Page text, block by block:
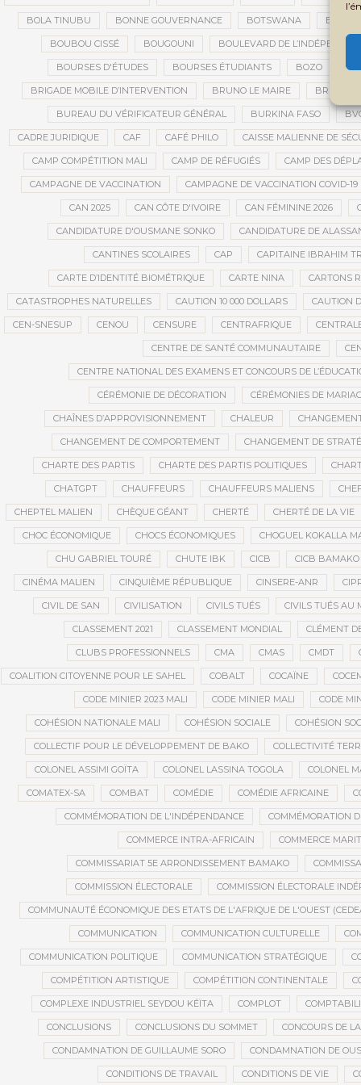
BOLA TINUBU BONNE GOUVERNANCE BOTSWANA
BOUBOU CISSÉ BOUGOUNI BOULEVARD DE
BOURSES D'ÉTUDES BOURSES ÉTUDIANTS BOZO
BRIGADE MOBILE D’INTERVENTION BRUNO LE MAIRE
BUREAU DU VÉRIFICATEUR GÉNÉRAL BURKINA FASO
CADRE JURIDIQUE CAF CAFÉ PHILO CAISSE MALIENNE DE
CAMP COMPÉTITION MALI CAMP DE RÉFUGIÉS CAMP DES
CAMPAGNE DE VACCINATION CAMPAGNE DE VACCINATION COVID-
CAN 2025 CAN CÔTE D'IVOIRE CAN FÉMININE 2026
CANDIDATURE D'OUSMANE SONKO CANDIDATURE DE
CANTINES SCOLAIRES CAP CAPITAINE IBRAHIM
CARTE D’IDENTITÉ BIOMÉTRIQUE CARTE NINA CARTONS
CATASTROPHES NATURELLES CAUTION 10 000 DOLLARS CAUTION
CEN-SNESUP CENOU CENSURE CENTRAFRIQUE
CENTRE DE SANTÉ COMMUNAUTAIRE
CENTRE NATIONAL DES EXAMENS ET CONCOURS DE
CÉRÉMONIE DE DÉCORATION CÉRÉMONIES DE
CHAÎNES D’APPROVISIONNEMENT CHALEUR
CHANGEMENT DE COMPORTEMENT CHANGEMENT DE
CHARTE DES PARTIS CHARTE DES PARTIS POLITIQUES
CHATGPT CHAUFFEURS CHAUFFEURS MALIENS
CHEPTEL MALIEN CHÈQUE GÉANT CHERTÉ CHERTÉ DE LA VIE
CHOC ÉCONOMIQUE CHOCS ÉCONOMIQUES CHOGUEL KOKALLA
CHU GABRIEL TOURÉ CHUTE IBK CICB CICB BAMAKO
CINÉMA MALIEN CINQUIÈME RÉPUBLIQUE CINSERE-ANR
CIVIL DE SAN CIVILISATION CIVILS TUÉS CIVILS TUÉS AU
CLASSEMENT 2021 CLASSEMENT MONDIAL CLÉMENT
CLUBS PROFESSIONNELS CMA CMAS CMDT
COALITION CITOYENNE POUR LE SAHEL COBALT COCAÏNE
CODE MINIER 2023 MALI CODE MINIER MALI CODE
COHÉSION NATIONALE MALI COHÉSION SOCIALE COHÉSION
COLLECTIF POUR LE DÉVELOPPEMENT DE BAKO COLLECTIVITÉ
COLONEL ASSIMI GOÏTA COLONEL LASSINA TOGOLA COLONEL
COMATEX-SA COMBAT COMÉDIE COMÉDIE AFRICAINE
COMMÉMORATION DE L'INDÉPENDANCE COMMÉMORATION
COMMERCE INTRA-AFRICAIN COMMERCE
COMMISSARIAT 5E ARRONDISSEMENT BAMAKO
COMMISSION ÉLECTORALE COMMISSION ÉLECTORALE
COMMUNAUTÉ ÉCONOMIQUE DES ETATS DE L'AFRIQUE DE L'OUEST
COMMUNICATION COMMUNICATION CULTURELLE
COMMUNICATION POLITIQUE COMMUNICATION STRATÉGIQUE
COMPÉTITION ARTISTIQUE COMPÉTITION CONTINENTALE
COMPLEXE INDUSTRIEL SEYDOU KÉÏTA COMPLOT
CONCLUSIONS CONCLUSIONS DU SOMMET CONCOURS DE
CONDAMNATION DE GUILLAUME SORO CONDAMNATION DE
CONDITIONS DE TRAVAIL CONDITIONS DE VIE